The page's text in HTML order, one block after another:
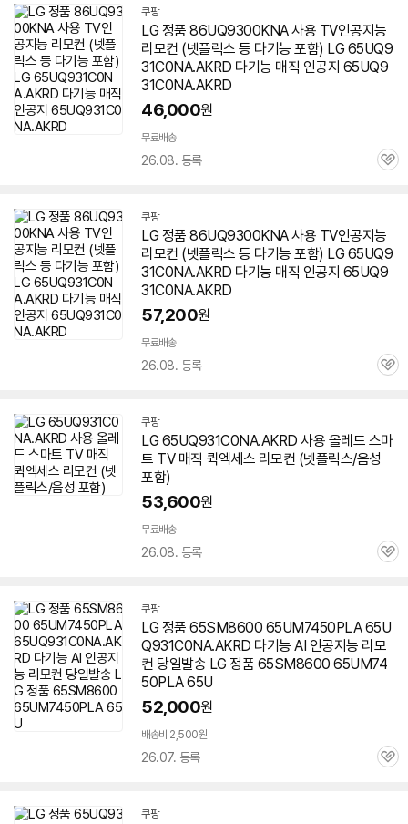
쿠팡
LG 정품 86UQ9300KNA 사용 TV인공지능
리모컨 (넷플릭스 등 다기능 포함) LG 65UQ9
31C0NA.AKRD 다기능 매직 인공지 65UQ9
31C0NA.AKRD
46,000원
무료배송
26.08. 등록
관
쿠팡
LG 정품 86UQ9300KNA 사용 TV인공지능
리모컨 (넷플릭스 등 다기능 포함) LG 65UQ9
31C0NA.AKRD 다기능 매직 인공지 65UQ9
31C0NA.AKRD
57,200원
무료배송
26.08. 등록
관
쿠팡
LG 65UQ931C0NA.AKRD 사용 올레드 스마
트 TV 매직 퀵엑세스 리모컨 (넷플릭스/음성
포함)
53,600원
무료배송
26.08. 등록
관
쿠팡
LG 정품 65SM8600 65UM7450PLA 65U
Q931C0NA.AKRD 다기능 AI 인공지능 리모
컨 당일발송 LG 정품 65SM8600 65UM74
50PLA 65U
52,000원
배송비 2,500원
26.07. 등록
관
쿠팡